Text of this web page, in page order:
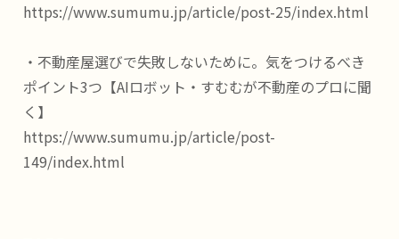
https://www.sumumu.jp/article/post-25/index.html
・不動産屋選びで失敗しないために。気をつけるべき
ポイント3つ【AIロボット・すむむが不動産のプロに聞
く】
https://www.sumumu.jp/article/post-
149/index.html